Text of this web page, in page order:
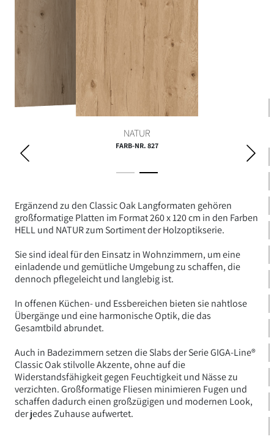
Ergänzend zu den Classic Oak Langformaten gehören
großformatige Platten im Format 260 x 120 cm in den Farben
HELL und NATUR zum Sortiment der Holzoptikserie.
Sie sind ideal für den Einsatz in Wohnzimmern, um eine
einladende und gemütliche Umgebung zu schaffen, die
dennoch pflegeleicht und langlebig ist.
In offenen Küchen- und Essbereichen bieten sie nahtlose
Übergänge und eine harmonische Optik, die das
Gesamtbild abrundet.
Auch in Badezimmern setzen die Slabs der Serie GIGA-Line®
Classic Oak stilvolle Akzente, ohne auf die
Widerstandsfähigkeit gegen Feuchtigkeit und Nässe zu
verzichten. Großformatige Fliesen minimieren Fugen und
schaffen dadurch einen großzügigen und modernen Look,
der jedes Zuhause aufwertet.
NATUR
FARB-NR. 827